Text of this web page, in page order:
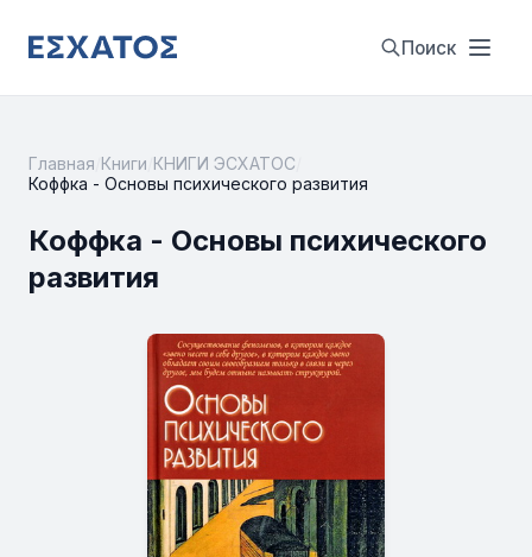
Поиск
Главная Книги КНИГИ ЭСХАТОС
Коффка - Основы психического развития
Коффка - Основы психического
развития